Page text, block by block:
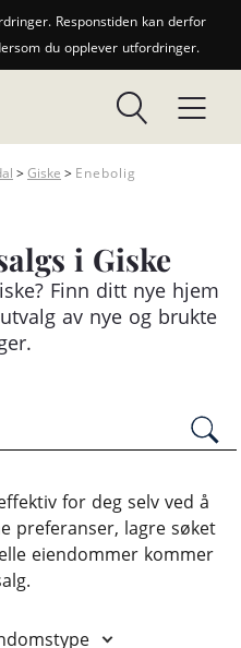
Responstiden kan derfor
du opplever utfordringer.
>Giske > Enebolig
i Giske
Finn ditt nye hjem
av nye og brukte
for deg selv ved å
preferanser, lagre søket
eiendommer kommer